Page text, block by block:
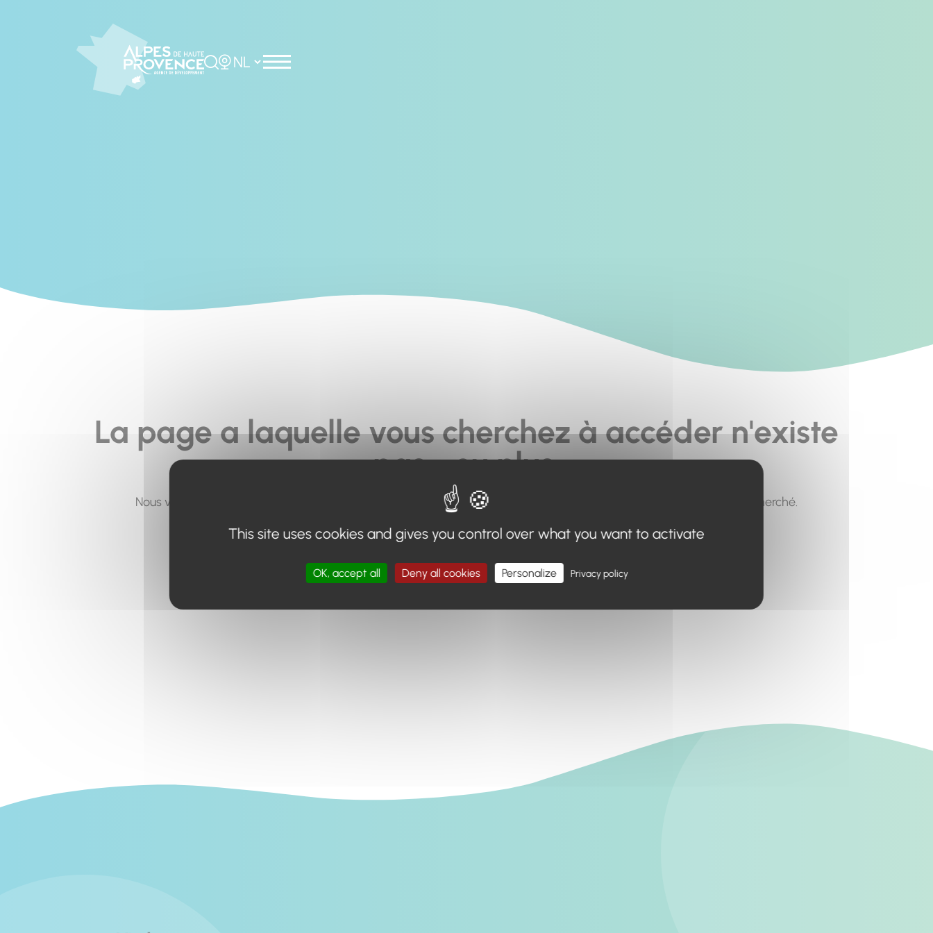
Rechercher
Choisir la langue
La page a laquelle vous cherchez à accéder n'existe
pas... ou plus.
Nous vous invitons à utiliser le moteur de recherche en haut de page, ou à utiliser le menu pour trouver le contenu recherché.
Retour à l'accueil
This site uses cookies and gives you control over what you want to activate
OK, accept all Deny all cookies Personalize Privacy policy